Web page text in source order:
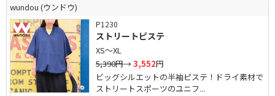
wundou (ウンドウ)
P1230
ストリートピステ
XS～XL
5,390円→3,552円
ビッグシルエットの半袖ピステ！ドライ素材で
ストリートスポーツのユニフ...